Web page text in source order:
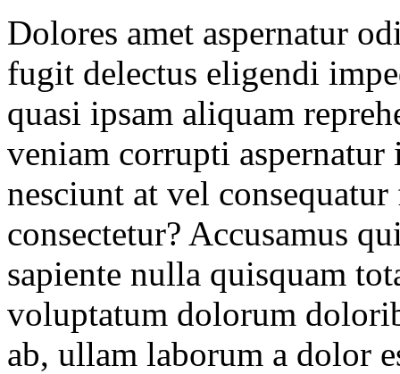
Dolores amet aspernatur
fugit delectus eligendi
quasi ipsam aliquam
veniam corrupti aspernatur
nesciunt at vel
consectetur? Accusamus
sapiente nulla quisquam
voluptatum dolorum
ab, ullam laborum a dolor